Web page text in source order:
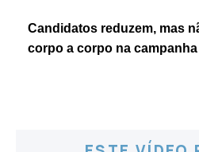
Candidatos reduzem, mas
corpo a corpo na campanha